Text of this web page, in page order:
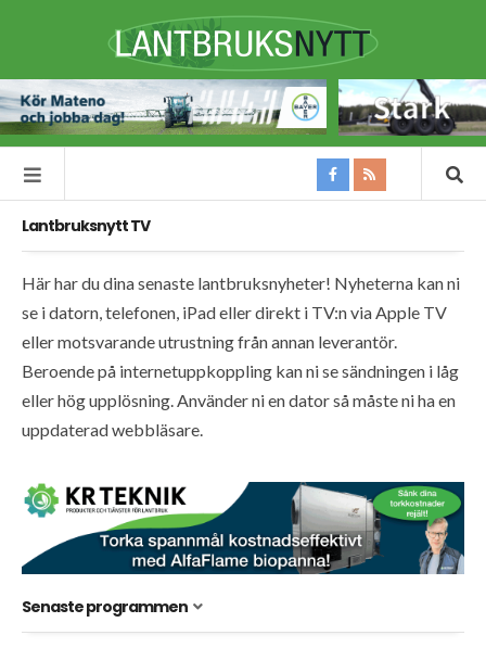
Lantbruksnytt TV
Här har du dina senaste lantbruksnyheter! Nyheterna kan ni
se i datorn, telefonen, iPad eller direkt i TV:n via Apple TV
eller motsvarande utrustning från annan leverantör.
Beroende på internetuppkoppling kan ni se sändningen i låg
eller hög upplösning. Använder ni en dator så måste ni ha en
uppdaterad webbläsare.
Senaste programmen